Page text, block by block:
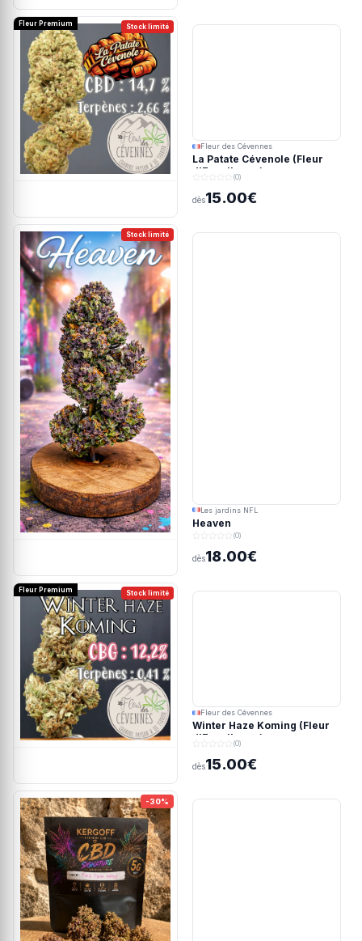
Stock limité
Fleur Premium
Fleur des Cévennes
La Patate Cévenole (Fleur
d'Excellence)
(0)
dès15.00€
Stock limité
Les jardins NFL
Heaven
(0)
dès18.00€
Stock limité
Fleur Premium
Fleur des Cévennes
Winter Haze Koming (Fleur
d'Excellence)
(0)
dès15.00€
-30%